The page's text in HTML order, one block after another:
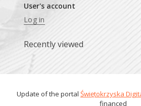
User's account
Log in
Recently viewed
Update of the portal Świętokrzyska
financed